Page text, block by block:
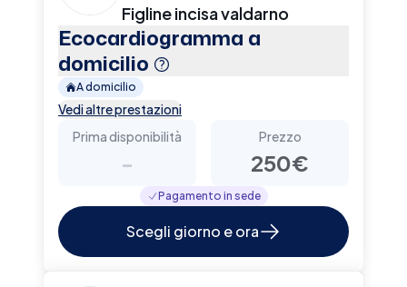
Figline incisa valdarno
Ecocardiogramma a
domicilio
A domicilio
Vedi altre prestazioni
Prima disponibilità
-
Prezzo
250€
Pagamento in sede
Scegli giorno e ora